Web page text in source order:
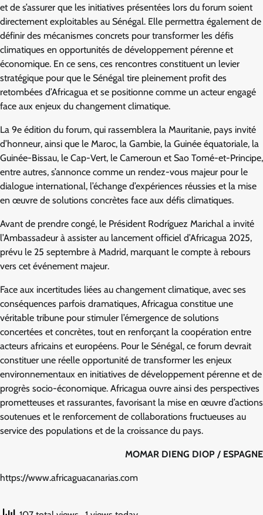
et de s’assurer que les initiatives présentées lors du forum soient
directement exploitables au Sénégal. Elle permettra également de
définir des mécanismes concrets pour transformer les défis
climatiques en opportunités de développement pérenne et
économique. En ce sens, ces rencontres constituent un levier
stratégique pour que le Sénégal tire pleinement profit des
retombées d’Africagua et se positionne comme un acteur engagé
face aux enjeux du changement climatique.
La 9e édition du forum, qui rassemblera la Mauritanie, pays invité
d’honneur, ainsi que le Maroc, la Gambie, la Guinée équatoriale, la
Guinée-Bissau, le Cap-Vert, le Cameroun et Sao Tomé-et-Principe,
entre autres, s’annonce comme un rendez-vous majeur pour le
dialogue international, l’échange d’expériences réussies et la mise
en œuvre de solutions concrètes face aux défis climatiques.
Avant de prendre congé, le Président Rodríguez Marichal a invité
l’Ambassadeur à assister au lancement officiel d’Africagua 2025,
prévu le 25 septembre à Madrid, marquant le compte à rebours
vers cet événement majeur.
Face aux incertitudes liées au changement climatique, avec ses
conséquences parfois dramatiques, Africagua constitue une
véritable tribune pour stimuler l’émergence de solutions
concertées et concrètes, tout en renforçant la coopération entre
acteurs africains et européens. Pour le Sénégal, ce forum devrait
constituer une réelle opportunité de transformer les enjeux
environnementaux en initiatives de développement pérenne et de
progrès socio-économique. Africagua ouvre ainsi des perspectives
prometteuses et rassurantes, favorisant la mise en œuvre d’actions
soutenues et le renforcement de collaborations fructueuses au
service des populations et de la croissance du pays.
MOMAR DIENG DIOP / ESPAGNE
https://www.africaguacanarias.com